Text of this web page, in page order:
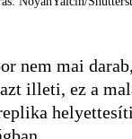
nem mai
illeti, ez a